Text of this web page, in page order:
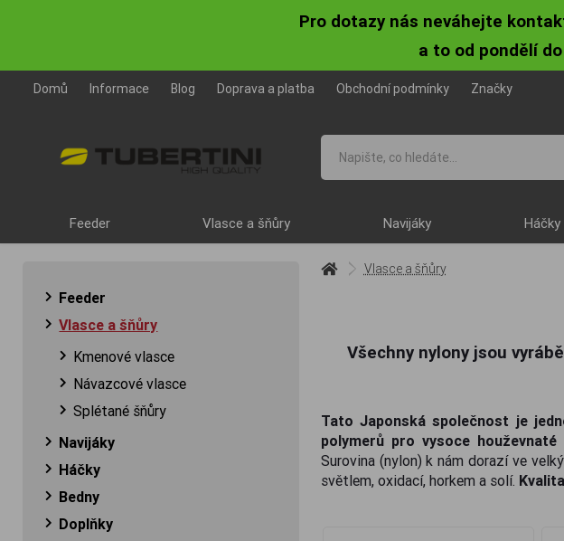
Pro dotazy nás neváhejte
a to od pondělí
Domů Informace Blog Doprava a platba Obchodní podmínky Značky
Feeder Vlasce a šňůry Navijáky Háčky
Feeder
Vlasce a šňůry
Kmenové vlasce
Návazcové vlasce
Splétané šňůry
Navijáky
Háčky
Bedny
Doplňky
Vlasce a šňůry
Všechny nylony jsou
Tato Japonská společnost je
polymerů pro vysoce
Surovina (nylon) k nám dorazí ve
světlem, oxidací, horkem a solí.